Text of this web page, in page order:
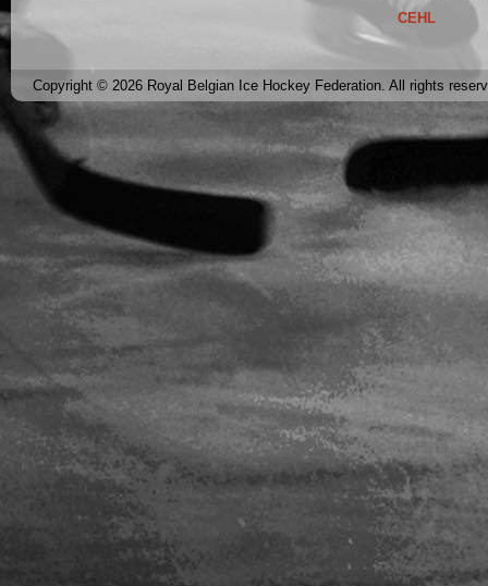
CEHL
Copyright © 2026 Royal Belgian Ice Hockey Federation. All rights